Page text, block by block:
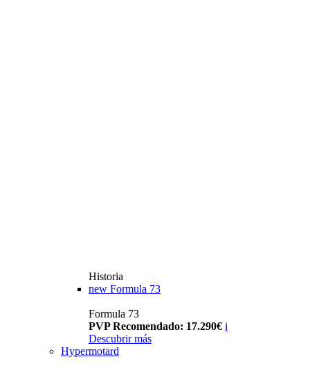
Historia
new Formula 73
Formula 73
PVP Recomendado: 17.290€ i
Descubrir más
Hypermotard